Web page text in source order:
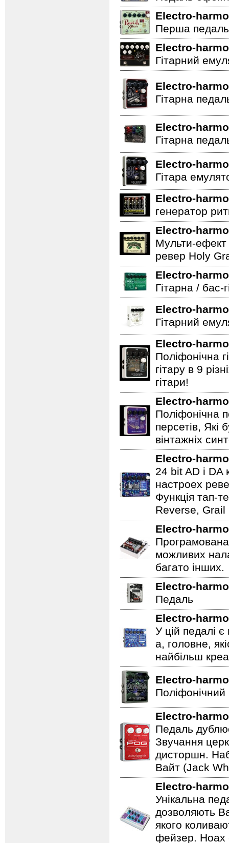
Electro-
Перша
Electro-
Гітарний
Electro-
Гітарна
Electro-
Гітарна
Electro-
Гітара
Electro-
генератор
Electro-
Мульти-ефект
ревер Holy
Electro-
Гітарна / бас-
Electro-
Гітарний
Electro-
Поліфонічна
гітару в 9
гітари!
Electro-
Поліфонічна
персетів, Які
вінтажніх
Electro-
24 bit AD і
настроех
Функція тап-
Reverse, Grail
Electro-
можливих
багато інших.
Electro-
Педаль
Electro-
У цій педалі
а, головне,
найбільш
Electro-
Поліфонічний
Electro-
Педаль
Звучання
дисторшн.
Вайт (Jack
Electro-
Унікальна
дозволяють
якого
фейзер. Hoax